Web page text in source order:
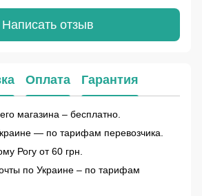
Написать отзыв
Оплата Гарантия
магазина – бесплатно.
— по тарифам перевозчика.
Рогу от 60 грн.
по Украине – по тарифам